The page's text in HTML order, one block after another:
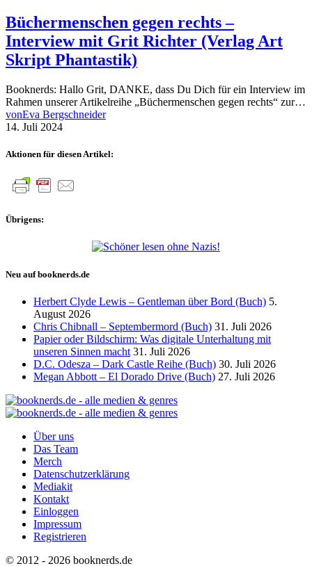
Büchermenschen gegen rechts –
Interview mit Grit Richter (Verlag Art
Skript Phantastik)
Booknerds: Hallo Grit, DANKE, dass Du Dich für ein Interview im
Rahmen unserer Artikelreihe „Büchermenschen gegen rechts“ zur…
vonEva Bergschneider
14. Juli 2024
Aktionen für diesen Artikel:
Übrigens:
Neu auf booknerds.de
Herbert Clyde Lewis – Gentleman über Bord (Buch) 5.
August 2026
Chris Chibnall – Septembermord (Buch) 31. Juli 2026
Papier oder Bildschirm: Was digitale Unterhaltung mit
unseren Sinnen macht 31. Juli 2026
D.C. Odesza – Dark Castle Reihe (Buch) 30. Juli 2026
Megan Abbott – El Dorado Drive (Buch) 27. Juli 2026
Über uns
Das Team
Merch
Datenschutzerklärung
Mediakit
Kontakt
Einloggen
Impressum
Registrieren
© 2012 - 2026 booknerds.de